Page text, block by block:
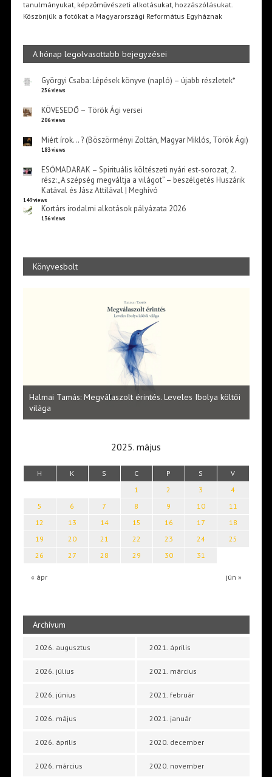
tanulmányukat, képzőművészeti alkotásukat, hozzászólásukat.
Köszönjük a fotókat a Magyarországi Református Egyháznak
A hónap legolvasottabb bejegyzései
Györgyi Csaba: Lépések könyve (napló) – újabb részletek*
256 views
KÖVESEDŐ – Török Ági versei
206 views
Miért írok… ? (Böszörményi Zoltán, Magyar Miklós, Török Ági)
183 views
ESŐMADARAK – Spirituális költészeti nyári est-sorozat, 2.
rész: „A szépség megváltja a világot” – beszélgetés Huszárik
Katával és Jász Attilával | Meghívó
149 views
Kortárs irodalmi alkotások pályázata 2026
136 views
Könyvesbolt
Halmai Tamás: Megválaszolt érintés. Leveles Ibolya költői
világa
2025. május
H K S C P S V
« ápr jún »
1 2 3
4
5
6 7 8 9 10
11
12
13 14 15 16 17
18
19
20 21 22 23 24
25
26
27 28 29 30 31
Archívum
2026. augusztus
2026. július
2026. június
2026. május
2026. április
2026. március
2021. április
2021. március
2021. február
2021. január
2020. december
2020. november